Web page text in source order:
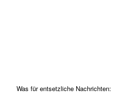
Was für entsetzliche Nachrichten: